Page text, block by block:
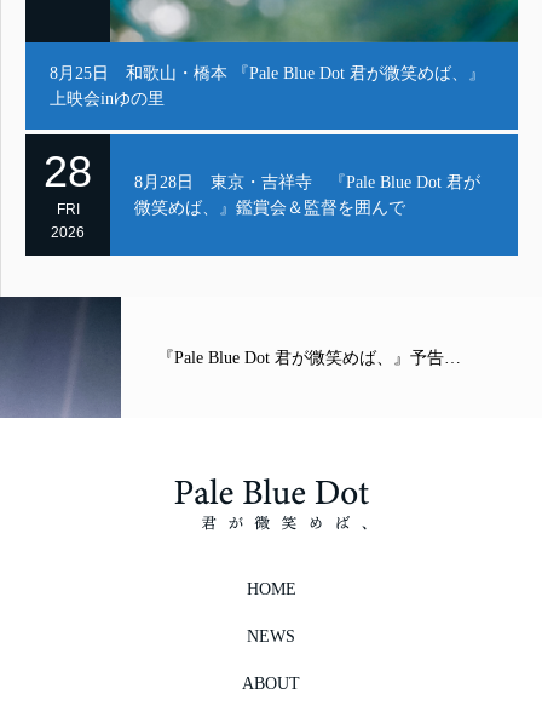
8月25日 和歌山・橋本 『Pale Blue Dot 君が微笑めば、』
上映会inゆの里
28
FRI
2026
8月28日 東京・吉祥寺 『Pale Blue Dot 君が
微笑めば、』鑑賞会＆監督を囲んで
だまの…
HOME
NEWS
ABOUT